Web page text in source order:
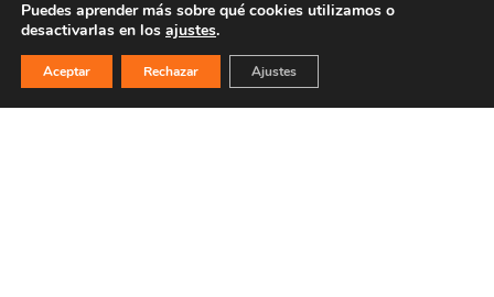
PULSA PARA MÁS INFORMACIÓN
Puedes aprender más sobre qué cookies utilizamos o
desactivarlas en los ajustes.
Aceptar Rechazar Ajustes